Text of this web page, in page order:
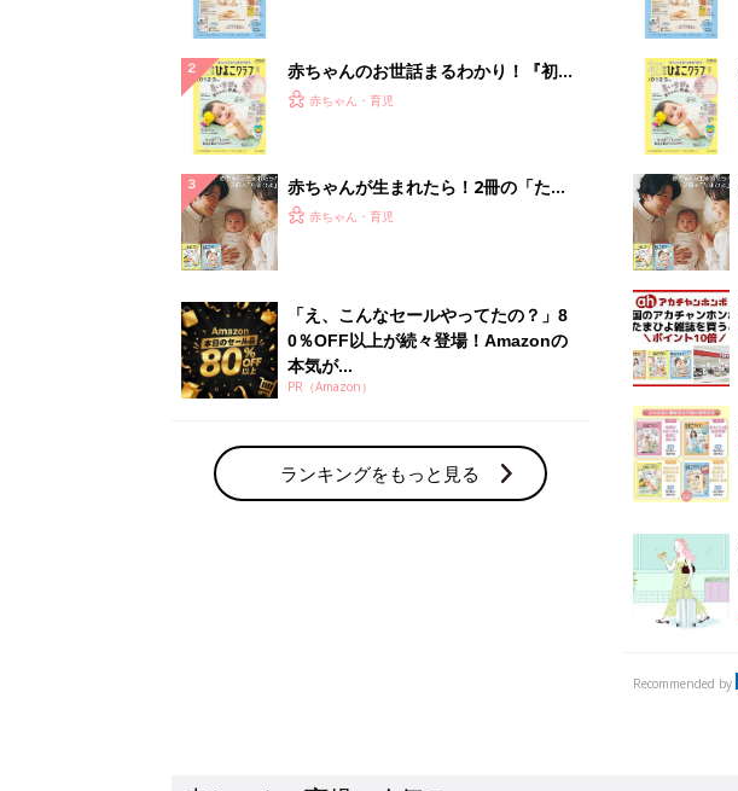
赤ちゃんのお世話まるわかり！『初め
てのひよこクラブ 夏号』〈巻頭大特
赤ちゃん・育児
赤ちゃんが生まれたら！2冊の「たま
ひよ」
赤ちゃん・育児
「え、こんなセールやってたの？」8
0％OFF以上が続々登場！Amazonの
本気が...
PR（Amazon）
ランキングをもっと見る
Recommended by